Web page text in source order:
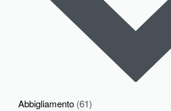
Abbigliamento (61)